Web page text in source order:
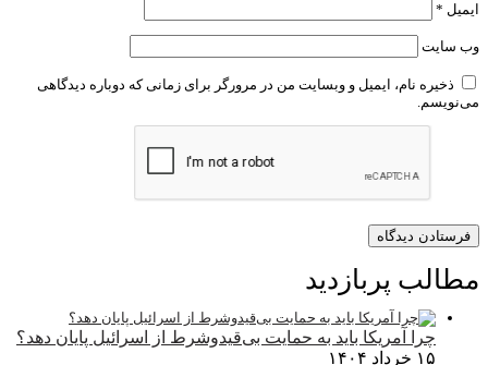
ایمیل *
وب‌ سایت
ذخیره نام، ایمیل و وبسایت من در مرورگر برای زمانی که دوباره دیدگاهی
می‌نویسم.
مطالب پربازدید
چرا آمریکا باید به حمایت بی‌قیدوشرط از اسرائیل پایان دهد؟
۱۵ خرداد ۱۴۰۴